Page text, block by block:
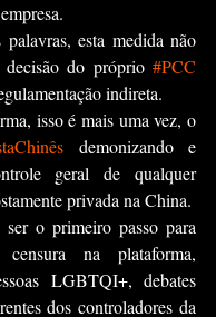
decisão do próprio #PCC
indireta.
demonizando e
geral de qualquer
privada na China.
na plataforma,
LGBTQI+, debates